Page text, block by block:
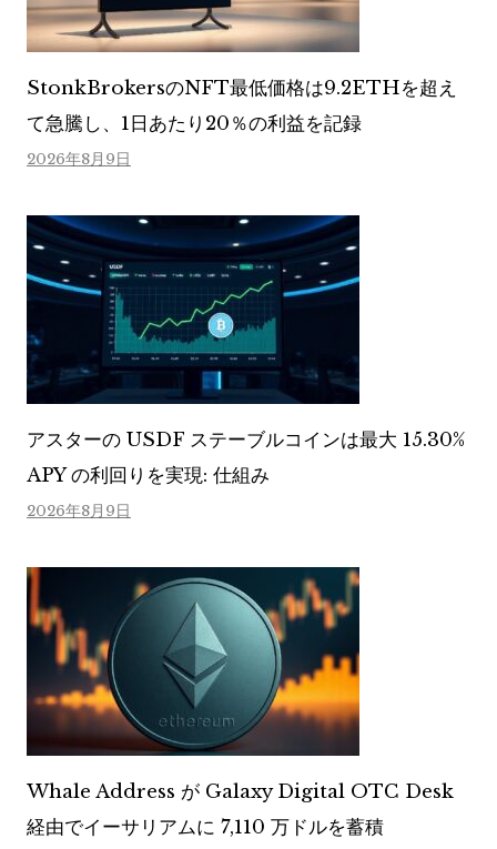
StonkBrokersのNFT最低価格は9.2ETHを超え
て急騰し、1日あたり20％の利益を記録
2026年8月9日
アスターの USDF ステーブルコインは最大 15.30%
APY の利回りを実現: 仕組み
2026年8月9日
Whale Address が Galaxy Digital OTC Desk
経由でイーサリアムに 7,110 万ドルを蓄積